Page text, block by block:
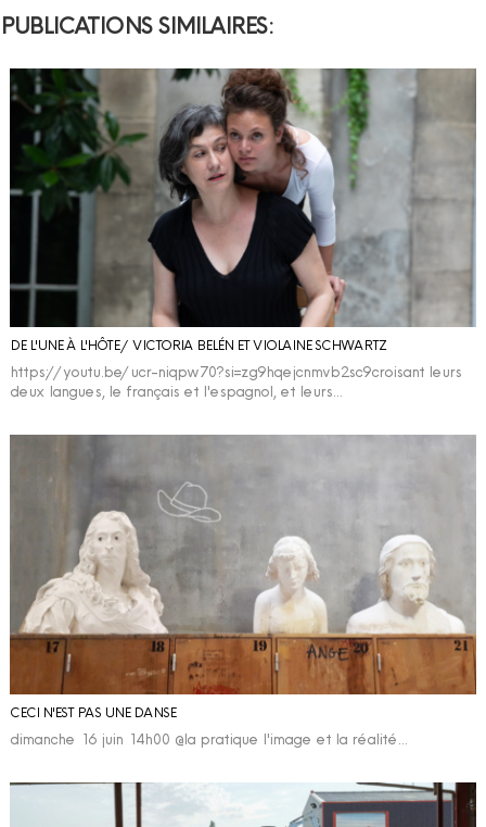
PUBLICATIONS SIMILAIRES:
DE L'UNE À L'HÔTE / VICTORIA BELÉN ET VIOLAINE SCHWARTZ
https://youtu.be/ucr-niqpw70?si=zg9hqejcnmvb2sc9croisant leurs
deux langues, le français et l'espagnol, et leurs…
CECI N'EST PAS UNE DANSE
dimanche 16 juin 14h00 @la pratique l'image et la réalité…